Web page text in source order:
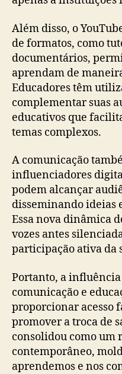
Além disso, o
de formatos, como
documentários,
aprendam de
Educadores têm
complementar suas
educativos que
temas complexos.
A comunicação
influenciadores
podem alcançar
disseminando ideias
Essa nova dinâmica
vozes antes
participação ativa da
Portanto, a influência
comunicação e
proporcionar acesso
promover a troca de
consolidou como um
contemporâneo,
aprendemos e nos